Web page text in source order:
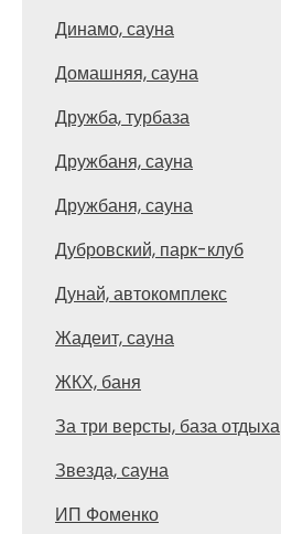
Динамо, сауна
Домашняя, сауна
Дружба, турбаза
Дружбаня, сауна
Дружбаня, сауна
Дубровский, парк-клуб
Дунай, автокомплекс
Жадеит, сауна
ЖКХ, баня
За три версты, база отдыха
Звезда, сауна
ИП Фоменко